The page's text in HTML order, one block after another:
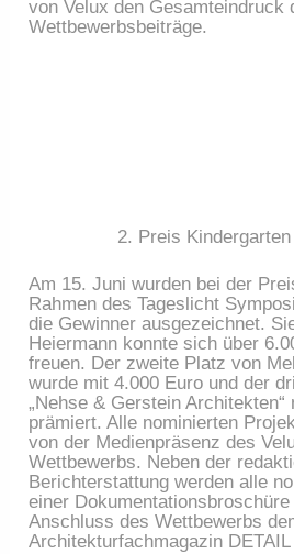
von Velux den Gesamteindruck
Wettbewerbsbeiträge.
2. Preis
Am 15. Juni wurden bei der
Rahmen des Tageslicht
die Gewinner ausgezeichnet.
Heiermann konnte sich über
freuen. Der zweite Platz von
wurde mit 4.000 Euro und der
„Nehse & Gerstein Architekten“
prämiert. Alle nominierten
von der Medienpräsenz des
Wettbewerbs. Neben der
Berichterstattung werden alle
einer
Anschluss des Wettbewerbs
Architekturfachmagazin